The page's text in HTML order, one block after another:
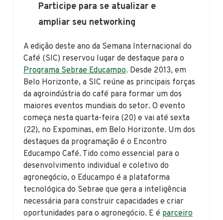
Participe para se atualizar e
ampliar seu networking
A edição deste ano da Semana Internacional do
Café (SIC) reservou lugar de destaque para o
Programa Sebrae Educampo. Desde 2013, em
Belo Horizonte, a SIC reúne as principais forças
da agroindústria do café para formar um dos
maiores eventos mundiais do setor. O evento
começa nesta quarta-feira (20) e vai até sexta
(22), no Expominas, em Belo Horizonte. Um dos
destaques da programação é o Encontro
Educampo Café. Tido como essencial para o
desenvolvimento individual e coletivo do
agronegócio, o Educampo é a plataforma
tecnológica do Sebrae que gera a inteligência
necessária para construir capacidades e criar
oportunidades para o agronegócio. E é parceiro